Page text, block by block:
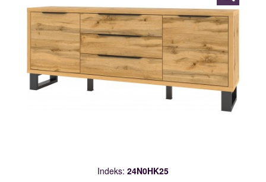
Indeks: 24N0HK25